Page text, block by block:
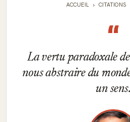
ACCUEIL CITATIONS
“
La vertu paradoxale
nous abstraire du
un sens.